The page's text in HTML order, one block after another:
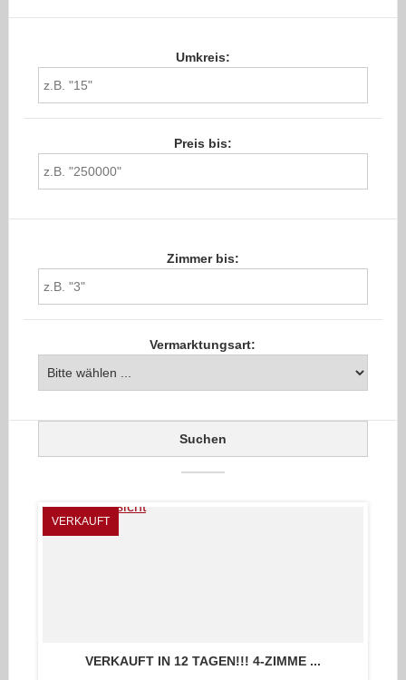
Umkreis:
Preis bis:
Zimmer bis:
Vermarktungsart:
VERKAUFT
VERKAUFT IN 12 TAGEN!!! 4-ZIMME ...